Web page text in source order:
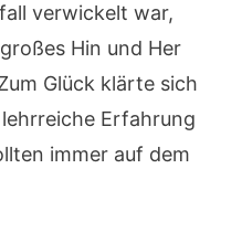
verwickelt war,
Hin und Her
Glück klärte sich
Erfahrung
immer auf dem